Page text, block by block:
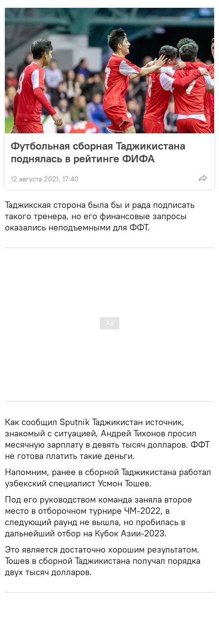
Футбольная сборная Таджикистана
поднялась в рейтинге ФИФА
12 августа 2021, 17:40
Таджикская сторона была бы и рада подписать
такого тренера, но его финансовые запросы
оказались неподъемными для ФФТ.
Как сообщил Sputnik Таджикистан источник,
знакомый с ситуацией, Андрей Тихонов просил
месячную зарплату в девять тысяч долларов. ФФТ
не готова платить такие деньги.
Напомним, ранее в сборной Таджикистана работал
узбекский специалист Усмон Тошев.
Под его руководством команда заняла второе
место в отборочном турнире ЧМ-2022, в
следующий раунд не вышла, но пробилась в
дальнейший отбор на Кубок Азии-2023.
Это является достаточно хорошим результатом.
Тошев в сборной Таджикистана получал порядка
двух тысяч долларов.